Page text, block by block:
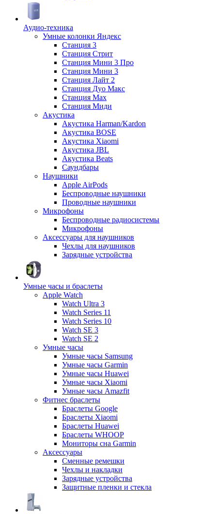
Аудио-техника
Умные колонки Яндекс
Станция 3
Станция Стрит
Станция Мини 3 Про
Станция Мини 3
Станция Лайт 2
Станция Дуо Макс
Станция Max
Станция Миди
Акустика
Акустика Harman/Kardon
Акустика BOSE
Акустика Xiaomi
Акустика JBL
Акустика Beats
Саундбары
Наушники
Apple AirPods
Беспроводные наушники
Проводные наушники
Микрофоны
Беспроводные радиосистемы
Микрофоны
Аксессуары для наушников
Чехлы для наушников
Зарядные устройства
Умные часы и браслеты
Apple Watch
Watch Ultra 3
Watch Series 11
Watch Series 10
Watch SE 3
Watch SE 2
Умные часы
Умные часы Samsung
Умные часы Garmin
Умные часы Huawei
Умные часы Xiaomi
Умные часы Amazfit
Фитнес браслеты
Браслеты Google
Браслеты Xiaomi
Браслеты Huawei
Браслеты WHOOP
Мониторы сна Garmin
Аксессуары
Сменные ремешки
Чехлы и накладки
Зарядные устройства
Защитные пленки и стекла